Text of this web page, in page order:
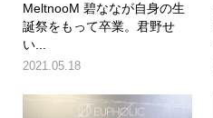
MeltnooM 碧ななが自身の生
誕祭をもって卒業。君野せ
い...
2021.05.18